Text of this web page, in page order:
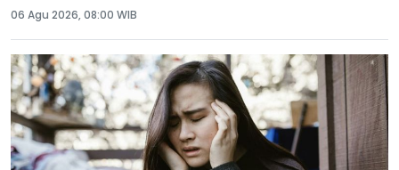
06 Agu 2026, 08:00 WIB